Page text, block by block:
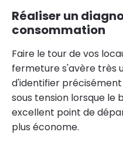
Réaliser un
consommation
Faire le tour de vos
fermeture s'avère très
d'identifier
sous tension lorsque le
excellent point de
plus économe.